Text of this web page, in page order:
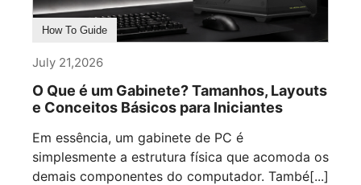
How To Guide
July 21,2026
O Que é um Gabinete? Tamanhos, Layouts
e Conceitos Básicos para Iniciantes
Em essência, um gabinete de PC é
simplesmente a estrutura física que acomoda os
demais componentes do computador. També[...]